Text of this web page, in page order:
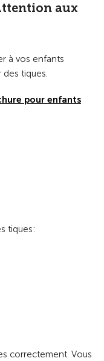
aux
à vos enfants
tiques.
pour enfants
tiques:
correctement. Vous